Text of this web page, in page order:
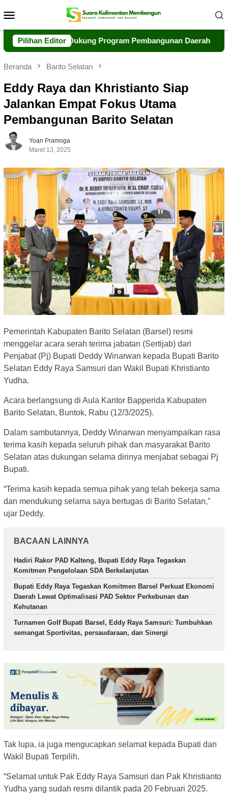
ke
Mobile
Pilihan Editor
Dukung Program Pembangunan Daerah Polri
Beranda Barito Selatan
Eddy Raya dan Khristianto Siap
Jalankan Empat Fokus Utama
Pembangunan Barito Selatan
Yoan Pramoga
Maret 13, 2025
Pemerintah Kabupaten Barito Selatan (Barsel) resmi
menggelar acara serah terima jabatan (Sertijab) dari
Penjabat (Pj) Bupati Deddy Winarwan kepada Bupati Barito
Selatan Eddy Raya Samsuri dan Wakil Bupati Khristianto
Yudha.
Acara berlangsung di Aula Kantor Bapperida Kabupaten
Barito Selatan, Buntok, Rabu (12/3/2025).
Dalam sambutannya, Deddy Winarwan menyampaikan rasa
terima kasih kepada seluruh pihak dan masyarakat Barito
Selatan atas dukungan selama dirinya menjabat sebagai Pj
Bupati.
“Terima kasih kepada semua pihak yang telah bekerja sama
dan mendukung selama saya bertugas di Barito Selatan,”
ujar Deddy.
BACAAN LAINNYA
Hadiri Rakor PAD Kalteng, Bupati Eddy Raya Tegaskan
Komitmen Pengelolaan SDA Berkelanjutan
Bupati Eddy Raya Tegaskan Komitmen Barsel Perkuat Ekonomi
Daerah Lewat Optimalisasi PAD Sektor Perkebunan dan
Kehutanan
Turnamen Golf Bupati Barsel, Eddy Raya Samsuri: Tumbuhkan
semangat Sportivitas, persaudaraan, dan Sinergi
Tak lupa, ia juga mengucapkan selamat kepada Bupati dan
Wakil Bupati Terpilih.
“Selamat untuk Pak Eddy Raya Samsuri dan Pak Khristianto
Yudha yang sudah resmi dilantik pada 20 Februari 2025.